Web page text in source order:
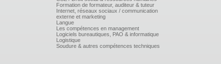
Analyser toute situation jugée dangereuse
Avoir le comportement adéquat
Formation de formateur, auditeur & tuteur
Internet, réseaux sociaux / communication
externe et marketing
Langue
Les compétences en management
Logiciels bureautiques, PAO & informatique
Logistique
Soudure & autres compétences techniques